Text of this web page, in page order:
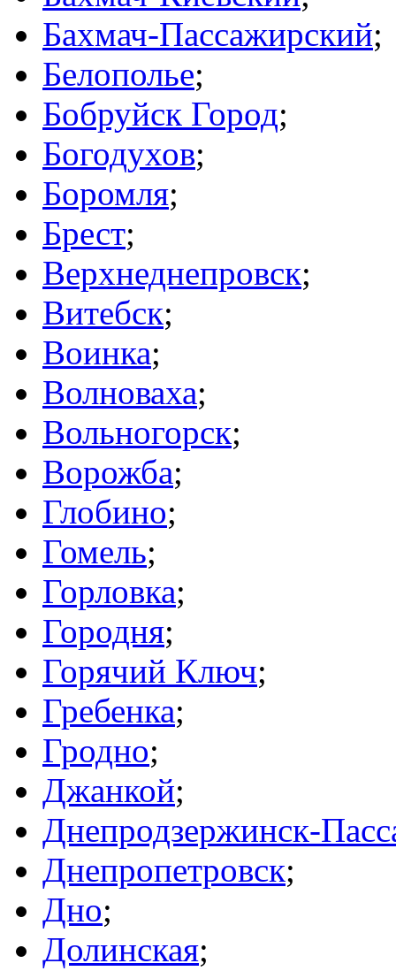
Бахмач-Пассажирский;
Белополье;
Бобруйск Город;
Богодухов;
Боромля;
Брест;
Верхнеднепровск;
Витебск;
Воинка;
Волноваха;
Вольногорск;
Ворожба;
Глобино;
Гомель;
Горловка;
Городня;
Горячий Ключ;
Гребенка;
Гродно;
Джанкой;
Днепродзержинск-
Днепропетровск;
Дно;
Долинская;